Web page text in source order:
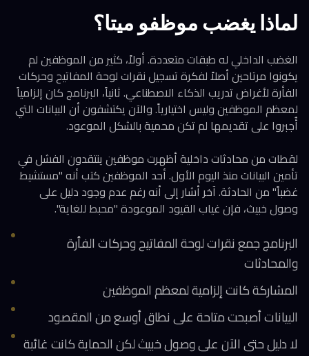
لماذا يغضب موظفو ميتا؟
الغضب الداخلي له طبقات متعددة. أولاً، كثير من الموظفين لم
يكونوا مرتاحين أصلاً لفكرة تسجيل نقرات لوحة المفاتيح وحركات
الفأرة لأغراض تدريب الذكاء الاصطناعي. ثانياً، البرنامج كان إلزامياً
لمعظم الموظفين وليس اختيارياً. والآن يكتشفون أن البيانات التي
أُجبروا على تقديمها لم تكن محمية بالشكل الموعود.
لقطات من محادثات داخلية أظهرت موظفين ينتقدون الفشل في
تأمين البيانات منذ اليوم الأول. أحد الموظفين كتب أنه "مستشيط
غضباً" من الحادثة. آخر أشار إلى أنه رغم عدم وجود دليل على
وصول خبيث، فإن غياب القيود الموعودة "محبط للغاية".
البرنامج جمع نقرات لوحة المفاتيح وحركات الفأرة
والمحادثات
المشاركة كانت إلزامية لمعظم الموظفين
البيانات أصبحت متاحة على نطاق أوسع من المقصود
لا دليل حتى الآن على وصول خبيث لكن الحماية كانت غائبة